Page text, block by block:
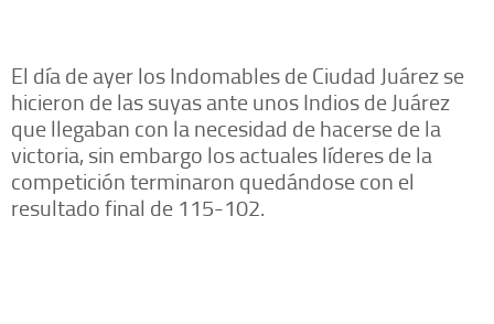
El día de ayer los Indomables de Ciudad Juárez se
hicieron de las suyas ante unos Indios de Juárez
que llegaban con la necesidad de hacerse de la
victoria, sin embargo los actuales líderes de la
competición terminaron quedándose con el
resultado final de 115-102.